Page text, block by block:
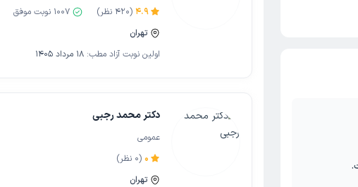
4.9
(
420 نظر) 1007 نوبت موفق
تهران
اولین نوبت آزاد مطب: 18 مرداد 1405
دکتر محمد رجبی
عمومی
0
(
0 نظر)
تهران